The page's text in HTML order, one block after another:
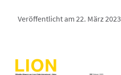
Veröffentlicht am 22. März 2023